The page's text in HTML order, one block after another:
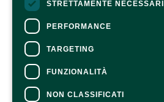
STRETTAMENTE NECESSARI
PERFORMANCE
TARGETING
FUNZIONALITÀ
NON CLASSIFICATI